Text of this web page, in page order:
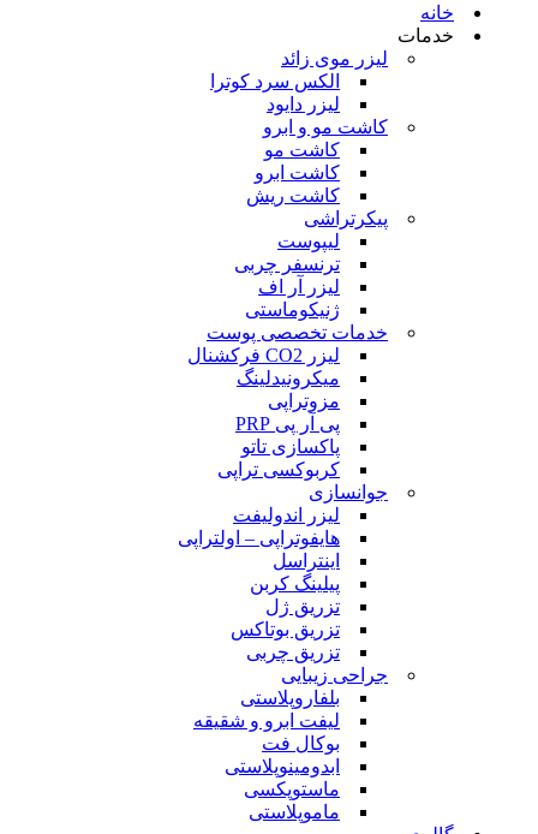
خانه
خدمات
لیزر موی زائد
الکس سرد کوترا
لیزر دایود
کاشت مو و ابرو
کاشت مو
کاشت ابرو
کاشت ریش
پیکرتراشی
لیپوست
ترنسفر چربی
لیزر آر اف
ژنیکوماستی
خدمات تخصصی پوست
لیزر CO2 فرکشنال
میکرونیدلینگ
مزوتراپی
پی آر پی PRP
پاکسازی تاتو
کربوکسی تراپی
جوانسازی
لیزر اندولیفت
هایفوتراپی – اولتراپی
اینتراسل
پیلینگ کربن
تزریق ژل
تزریق بوتاکس
تزریق چربی
جراحی زیبایی
بلفاروپلاستی
لیفت ابرو و شقیقه
بوکال فت
ابدومینوپلاستی
ماستوپکسی
ماموپلاستی